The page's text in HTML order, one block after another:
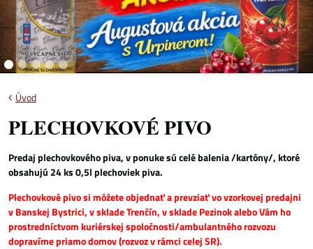
Úvod
PLECHOVKOVÉ PIVO
Predaj plechovkového piva, v ponuke sú celé balenia /kartóny/, ktoré
obsahujú 24 ks 0,5l plechoviek piva.
Plechovkové pivo si môžete objednať a prevziať vo vzorkovej predajni
v Banskej Bystrici, v sklade Trenčín, v sklade Pezinok alebo Vám ho
prostredníctvom kuriérskej spoločnosti/ambulantného rozvozu
dopravíme priamo domov (rozvoz v rámci celej SR).